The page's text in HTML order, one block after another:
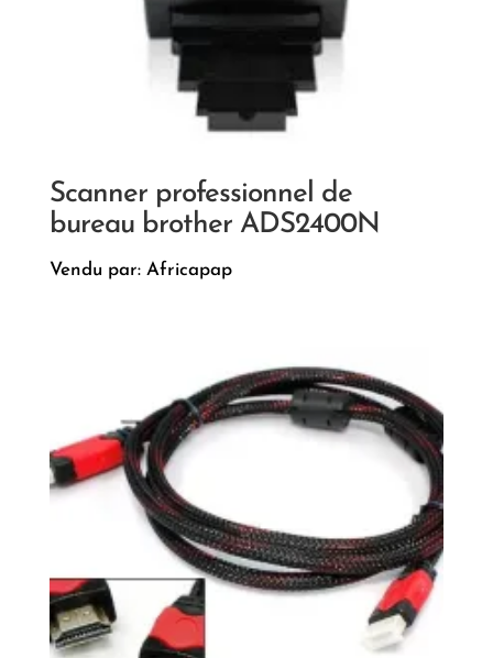
Scanner professionnel de
bureau brother ADS2400N
Vendu par: Africapap